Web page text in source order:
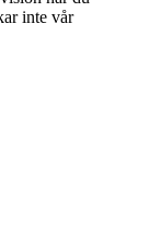
inte vår